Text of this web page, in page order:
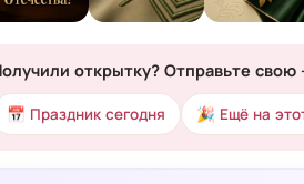
открытку? Отправьте
📅 Праздник сегодня 🎉 Ещё на